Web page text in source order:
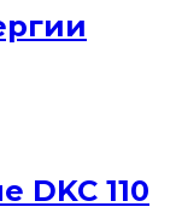
DKC 110